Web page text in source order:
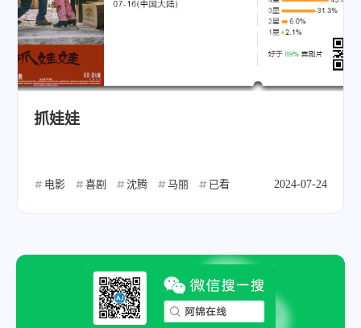
抓娃娃
电影 喜剧 沈腾 马丽 已看 2024-07-24